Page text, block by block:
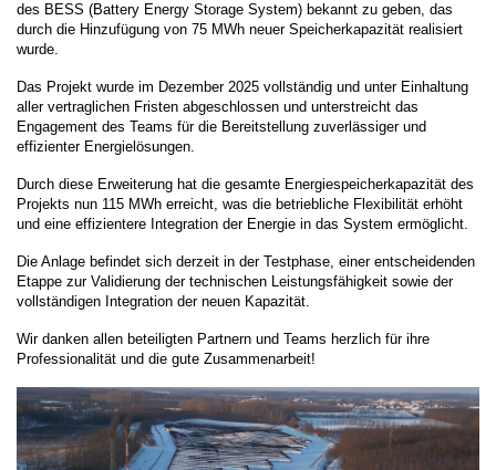
des BESS (Battery Energy Storage System) bekannt zu geben, das
durch die Hinzufügung von 75 MWh neuer Speicherkapazität realisiert
wurde.
Das Projekt wurde im Dezember 2025 vollständig und unter Einhaltung
aller vertraglichen Fristen abgeschlossen und unterstreicht das
Engagement des Teams für die Bereitstellung zuverlässiger und
effizienter Energielösungen.
Durch diese Erweiterung hat die gesamte Energiespeicherkapazität des
Projekts nun 115 MWh erreicht, was die betriebliche Flexibilität erhöht
und eine effizientere Integration der Energie in das System ermöglicht.
Die Anlage befindet sich derzeit in der Testphase, einer entscheidenden
Etappe zur Validierung der technischen Leistungsfähigkeit sowie der
vollständigen Integration der neuen Kapazität.
Wir danken allen beteiligten Partnern und Teams herzlich für ihre
Professionalität und die gute Zusammenarbeit!